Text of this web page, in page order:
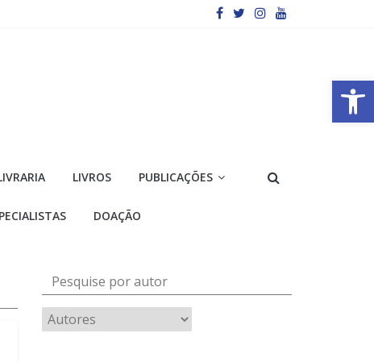
Barra de Ferramentas Aberta
LIVROS PUBLICAÇÕES
DOAÇÃO
Pesquise por autor